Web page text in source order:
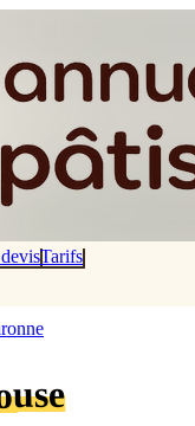
Tarifs